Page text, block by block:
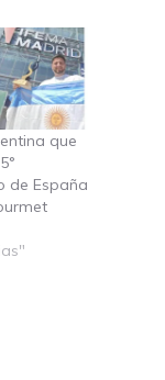
que
de España